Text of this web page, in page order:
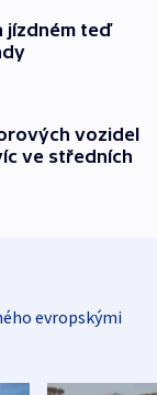
jízdném teď
vozidel
ve středních
evropskými